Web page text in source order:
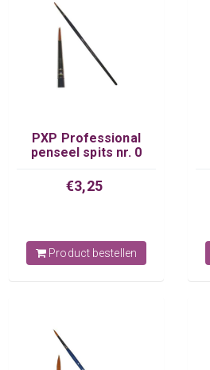
PXP Professional
penseel spits nr. 0
€3,25
Product bestellen